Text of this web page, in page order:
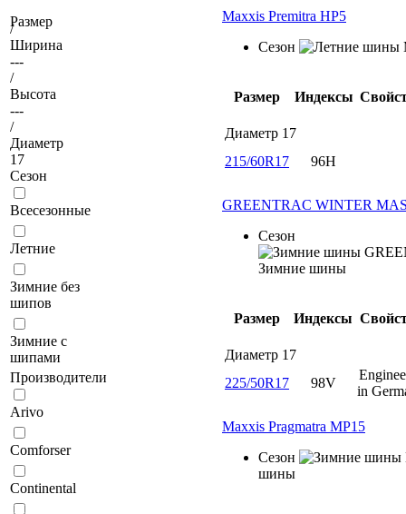
Размер
/
Ширина
---
/
Высота
---
/
Диаметр
17
Сезон
Всесезонные
Летние
Зимние без
шипов
Зимние с
шипами
Производители
Arivo
Comforser
Continental
Maxxis Premitra HP5
Сезон
Размер Индексы
Диаметр 17
215/60R17
96H
GREENTRAC WINTER
Сезон
Зимние шины
Размер Индексы
Диаметр 17
225/50R17
98V
in
Maxxis Pragmatra MP15
Сезон
шины